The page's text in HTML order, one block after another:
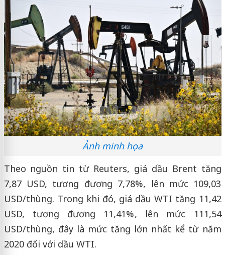
Ảnh minh họa
Theo nguồn tin từ Reuters, giá dầu Brent tăng
7,87 USD, tương đương 7,78%, lên mức 109,03
USD/thùng. Trong khi đó, giá dầu WTI tăng 11,42
USD, tương đương 11,41%, lên mức 111,54
USD/thùng, đây là mức tăng lớn nhất kể từ năm
2020 đối với dầu WTI.